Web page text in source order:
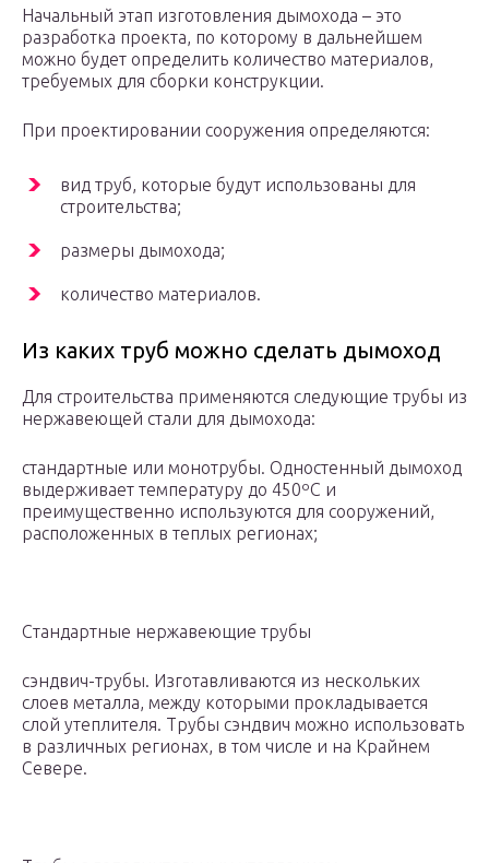
Начальный этап изготовления дымохода – это
разработка проекта, по которому в дальнейшем
можно будет определить количество материалов,
требуемых для сборки конструкции.
При проектировании сооружения определяются:
вид труб, которые будут использованы для
строительства;
размеры дымохода;
количество материалов.
Из каких труб можно сделать дымоход
Для строительства применяются следующие трубы из
нержавеющей стали для дымохода:
стандартные или монотрубы. Одностенный дымоход
выдерживает температуру до 450ºС и
преимущественно используются для сооружений,
расположенных в теплых регионах;
Стандартные нержавеющие трубы
сэндвич-трубы. Изготавливаются из нескольких
слоев металла, между которыми прокладывается
слой утеплителя. Трубы сэндвич можно использовать
в различных регионах, в том числе и на Крайнем
Севере.